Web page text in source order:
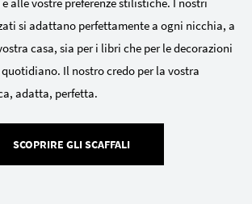
alle vostre preferenze stilistiche. I nostri
si adattano perfettamente a ogni nicchia, a
casa, sia per i libri che per le decorazioni
Il nostro credo per la vostra
adatta, perfetta.
SCOPRIRE GLI SCAFFALI